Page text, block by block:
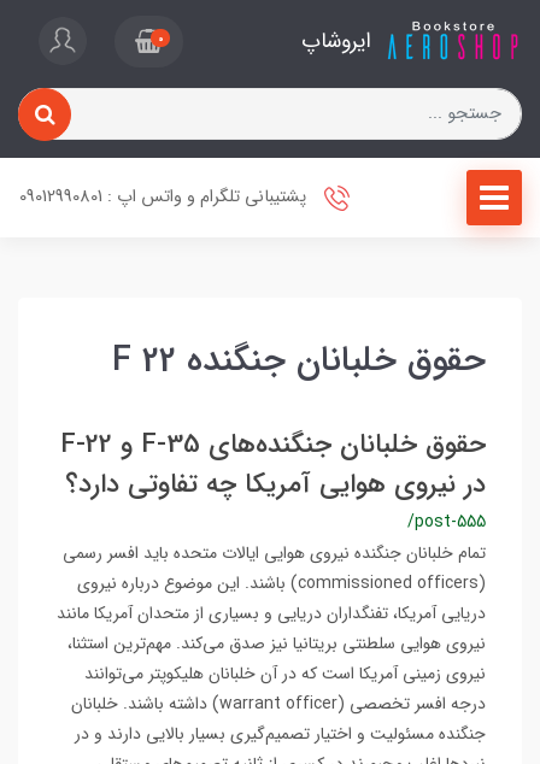
ایروشاپ 0
پشتیبانی تلگرام و واتس اپ : 09012990801
حقوق خلبانان جنگنده F 22
حقوق خلبانان جنگنده‌های F-35 و F-22
در نیروی هوایی آمریکا چه تفاوتی دارد؟
/post-555
تمام خلبانان جنگنده نیروی هوایی ایالات متحده باید افسر رسمی
(commissioned officers) باشند. این موضوع درباره نیروی
دریایی آمریکا، تفنگداران دریایی و بسیاری از متحدان آمریکا مانند
نیروی هوایی سلطنتی بریتانیا نیز صدق می‌کند. مهم‌ترین استثنا،
نیروی زمینی آمریکا است که در آن خلبانان هلیکوپتر می‌توانند
درجه افسر تخصصی (warrant officer) داشته باشند. خلبانان
جنگنده مسئولیت و اختیار تصمیم‌گیری بسیار بالایی دارند و در